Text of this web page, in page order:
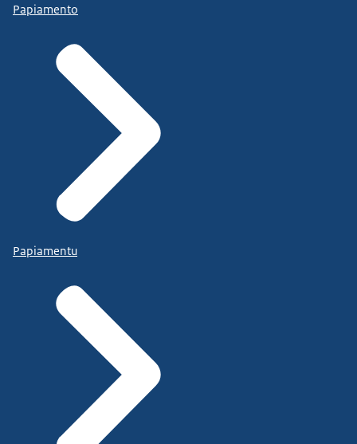
Papiamento
Papiamentu